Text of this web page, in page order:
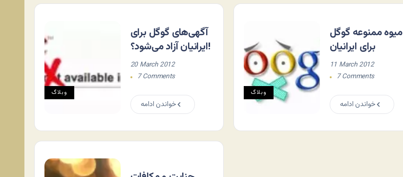
وبلاگ
آگهی‌های گوگل برای
ایرانیان آزاد می‌شود؟!
20 March 2012
7 Comments
خواندن ادامه
وبلاگ
میوه ممنوعه گوگل
برای ایرانیان
11 March 2012
7 Comments
خواندن ادامه